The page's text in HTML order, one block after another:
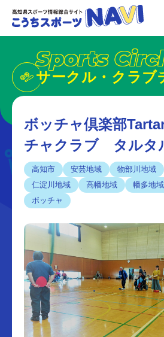
Sports
サークル・クラブ
ボッチャ倶楽部
チャクラブ タルタ
高知市 安芸地域 物部川地域
仁淀川地域
高幡地域 幡多地域
ボッチャ